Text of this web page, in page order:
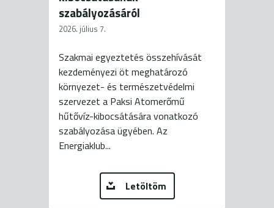
szabályozásáról
2026. július 7.
Szakmai egyeztetés összehívását
kezdeményezi öt meghatározó
környezet- és természetvédelmi
szervezet a Paksi Atomerőmű
hűtővíz-kibocsátására vonatkozó
szabályozása ügyében. Az
Energiaklub...
Letöltöm